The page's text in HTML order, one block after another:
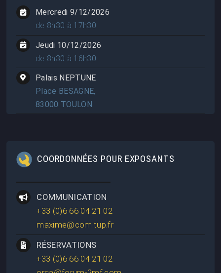
Mercredi 9/12/2026
de 8h30 à 17h30
Jeudi 10/12/2026
de 8h30 à 16h30
Palais NEPTUNE
Place BESAGNE,
83000 TOULON
COORDONNÉES POUR EXPOSANTS
COMMUNICATION
+33 (0)6 66 04 21 02
maxime@comitup.fr
RÉSERVATIONS
+33 (0)6 66 04 21 02